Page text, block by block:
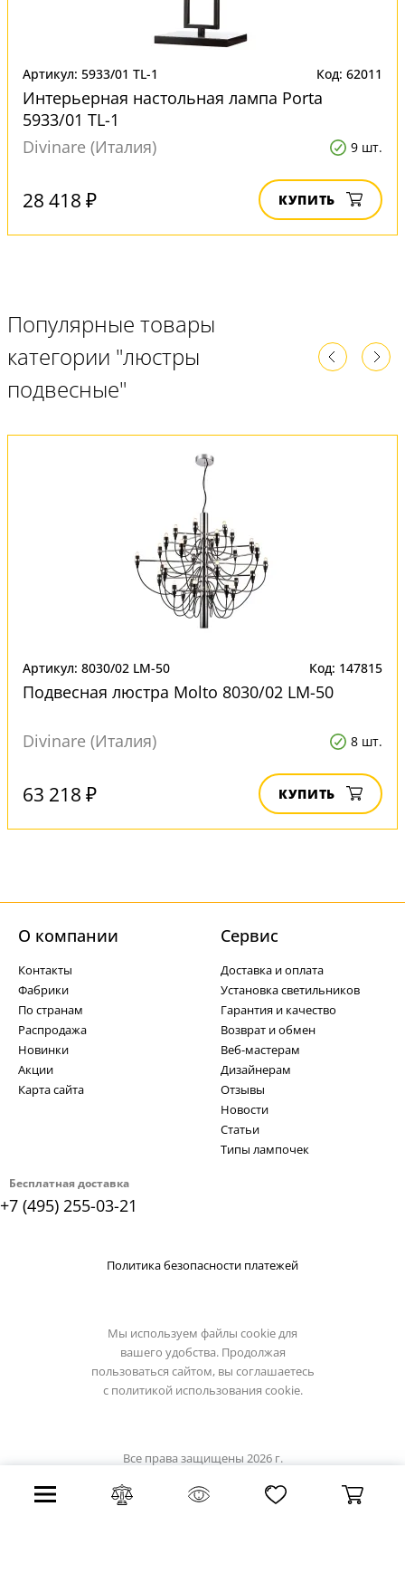
Артикул: 5933/01 TL-1 Код: 62011
Интерьерная настольная лампа Porta
5933/01 TL-1
Divinare (Италия)
9 шт.
28 418 ₽ КУПИТЬ
Популярные товары
категории "люстры
подвесные"
Артикул: 8030/02 LM-50 Код: 147815
Подвесная люстра Molto 8030/02 LM-50
Divinare (Италия) 8 шт.
63 218 ₽ КУПИТЬ
Бесплатная доставка
+7 (495) 255-03-21
О компании
Контакты
Фабрики
По странам
Распродажа
Новинки
Акции
Карта сайта
Cервис
Доставка и оплата
Установка светильников
Гарантия и качество
Возврат и обмен
Веб-мастерам
Дизайнерам
Отзывы
Новости
Статьи
Типы лампочек
Политика безопасности платежей
Мы используем файлы cookie для
вашего удобства. Продолжая
пользоваться сайтом, вы соглашаетесь
с политикой использования cookie.
Все права защищены 2026 г.